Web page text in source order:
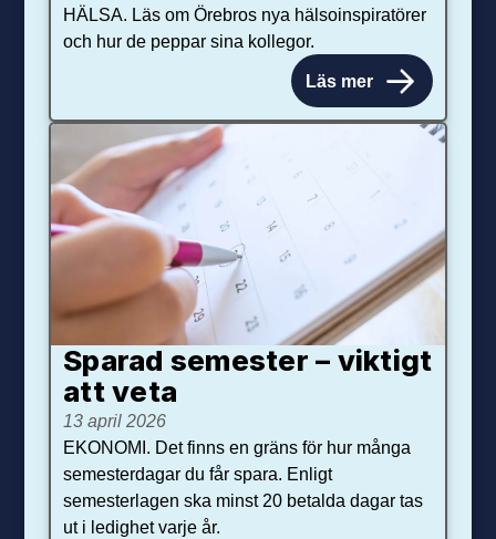
HÄLSA. Läs om Örebros nya hälsoinspiratörer
och hur de peppar sina kollegor.
Läs mer
Sparad semester – viktigt
att veta
13 april 2026
EKONOMI. Det finns en gräns för hur många
semesterdagar du får spara. Enligt
semesterlagen ska minst 20 betalda dagar tas
ut i ledighet varje år.